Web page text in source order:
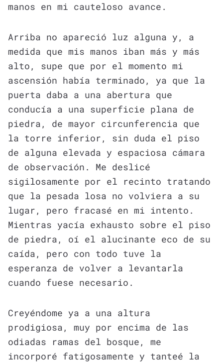
manos en mi cauteloso avance.
Arriba no apareció luz alguna y, a
medida que mis manos iban más y más
alto, supe que por el momento mi
ascensión había terminado, ya que la
puerta daba a una abertura que
conducía a una superficie plana de
piedra, de mayor circunferencia que
la torre inferior, sin duda el piso
de alguna elevada y espaciosa cámara
de observación. Me deslicé
sigilosamente por el recinto tratando
que la pesada losa no volviera a su
lugar, pero fracasé en mi intento.
Mientras yacía exhausto sobre el piso
de piedra, oí el alucinante eco de su
caída, pero con todo tuve la
esperanza de volver a levantarla
cuando fuese necesario.
Creyéndome ya a una altura
prodigiosa, muy por encima de las
odiadas ramas del bosque, me
incorporé fatigosamente y tanteé la